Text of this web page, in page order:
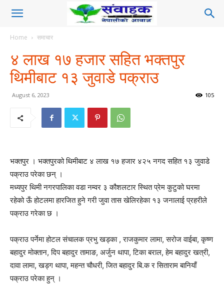
Home समाचार
४ लाख १७ हजार सहित भक्तपुर
थिमीबाट १३ जुवाडे पक्राउ
August 6, 2023 105
भक्तपुर । भक्तपुरको थिमीबाट ४ लाख १७ हजार ४२५ नगद सहित १३ जुवाडे
पक्राउ परेका छन् ।
मध्यपुर थिमी नगरपालिका वडा नम्वर ३ कौशलटार स्थित प्रेम कुटुको घरमा
रहेको ऊँ होटलमा हारजित हुने गरी जुवा तास खेलिरहेका १३ जनालाई प्रहरीले
पक्राउ गरेका छ ।
पक्राउ पर्नेमा होटल संचालक प्रभु खड्का , राजकुमार लामा, सरोज वाईबा, कृष्ण
बहादुर मोक्तान, दिप बहादुर तामाङ, अर्जुन थापा, टिका बराल, हेम बहादुर खत्री,
दावा लामा, खड्ग थापा, महन्त चौधरी, जित बहादुर बि.क र सिताराम बानियाँ
पक्राउ परेका हुन् ।